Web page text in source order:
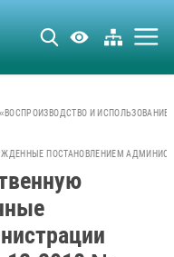
И
ПОСТАНОВЛЕНИЕМ